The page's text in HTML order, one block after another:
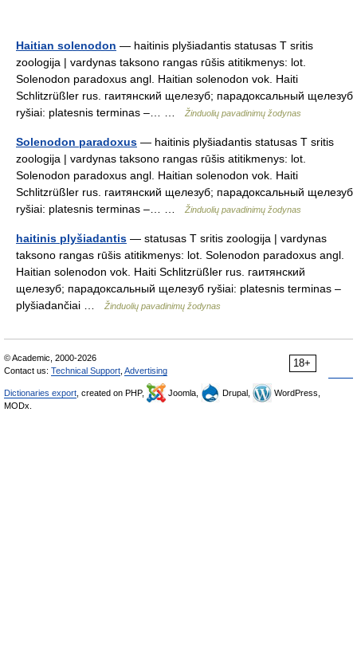
Haitian solenodon — haitinis plyšiadantis statusas T sritis
zoologija | vardynas taksono rangas rūšis atitikmenys: lot.
Solenodon paradoxus angl. Haitian solenodon vok. Haiti
Schlitzrüßler rus. гаитянский щелезуб; парадоксальный щелезуб
ryšiai: platesnis terminas –… …
Žinduolių pavadinimų žodynas
Solenodon paradoxus — haitinis plyšiadantis statusas T sritis
zoologija | vardynas taksono rangas rūšis atitikmenys: lot.
Solenodon paradoxus angl. Haitian solenodon vok. Haiti
Schlitzrüßler rus. гаитянский щелезуб; парадоксальный щелезуб
ryšiai: platesnis terminas –… …
Žinduolių pavadinimų žodynas
haitinis plyšiadantis — statusas T sritis zoologija | vardynas
taksono rangas rūšis atitikmenys: lot. Solenodon paradoxus angl.
Haitian solenodon vok. Haiti Schlitzrüßler rus. гаитянский
щелезуб; парадоксальный щелезуб ryšiai: platesnis terminas –
plyšiadančiai …
Žinduolių pavadinimų žodynas
18+
© Academic, 2000-2026
Contact us: Technical Support Advertising
Dictionaries export , created on PHP, Joomla, Drupal,
WordPress,
MODx.